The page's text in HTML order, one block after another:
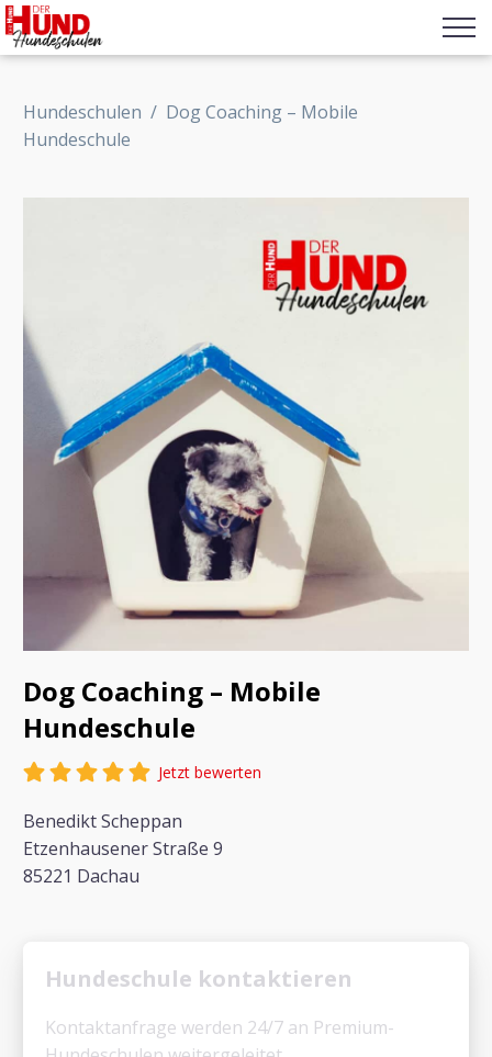
Hundeschulen / Dog Coaching – Mobile
Hundeschule
Dog Coaching – Mobile
Hundeschule
Jetzt bewerten
Benedikt Scheppan
Etzenhausener Straße 9
85221 Dachau
Hundeschule kontaktieren
Kontaktanfrage werden 24/7 an Premium-